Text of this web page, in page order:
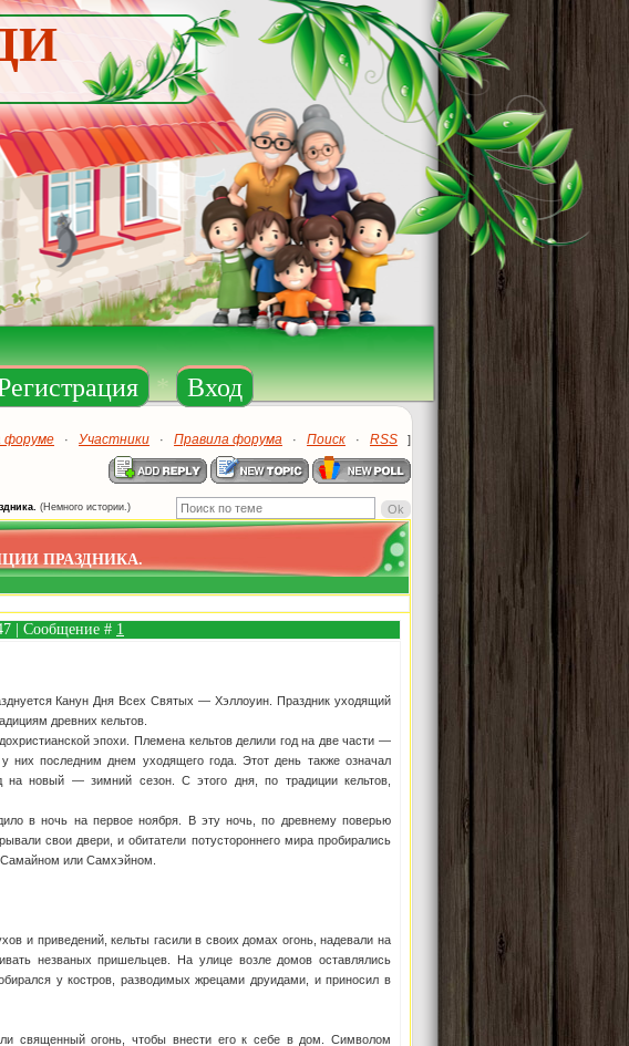
* Вход
форуме · Участники · Правила форума · Поиск · RSS ]
(Немного истории.)
ПРАЗДНИКА.
| Сообщение # 1
Канун Дня Всех Святых — Хэллоуин. Праздник уходящий
древних кельтов.
эпохи. Племена кельтов делили год на две части —
них последним днем уходящего года. Этот день также означал
на новый — зимний сезон. С этого дня, по традиции кельтов,
в ночь на первое ноября. В эту ночь, по древнему поверью
свои двери, и обитатели потустороннего мира пробирались
или Самхэйном.
и приведений, кельты гасили в своих домах огонь, надевали на
незваных пришельцев. На улице возле домов оставлялись
у костров, разводимых жрецами друидами, и приносил в
священный огонь, чтобы внести его к себе в дом. Символом